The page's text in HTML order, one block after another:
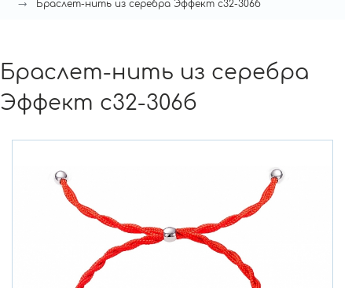
Браслет-нить из серебра Эффект с32-306б
Браслет-нить из серебра
Эффект с32-306б